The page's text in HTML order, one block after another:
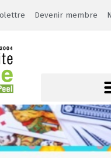
Devenir membre